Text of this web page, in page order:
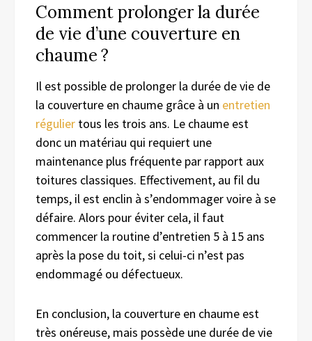
Comment prolonger la durée
de vie d’une couverture en
chaume ?
Il est possible de prolonger la durée de vie de
la couverture en chaume grâce à un entretien
régulier tous les trois ans. Le chaume est
donc un matériau qui requiert une
maintenance plus fréquente par rapport aux
toitures classiques. Effectivement, au fil du
temps, il est enclin à s’endommager voire à se
défaire. Alors pour éviter cela, il faut
commencer la routine d’entretien 5 à 15 ans
après la pose du toit, si celui-ci n’est pas
endommagé ou défectueux.
En conclusion, la couverture en chaume est
très onéreuse, mais possède une durée de vie